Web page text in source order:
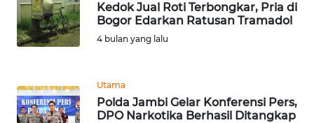
Kedok Jual Roti Terbongkar, Pria di
Bogor Edarkan Ratusan Tramadol
4 bulan yang lalu
Utama
Polda Jambi Gelar Konferensi Pers,
DPO Narkotika Berhasil Ditangkap
WN
JATIM
BALI